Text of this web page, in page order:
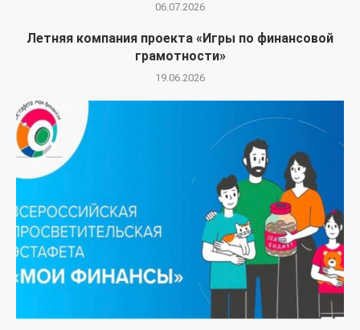
06.07.2026
Летняя компания проекта «Игры по финансовой
грамотности»
19.06.2026